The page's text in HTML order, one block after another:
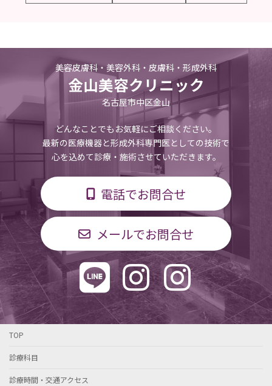
美容皮膚科・美容外科・皮膚科・形成外科
金山美容クリニック
名古屋市中区金山
どんなことでもお気軽にご相談ください。
最新の医療機器と形成外科専門医としての技術で
心を込めて診療・施術させていただきます。
電話でお問合せ
メールでお問合せ
TOP
診療科目
診療時間・交通アクセス